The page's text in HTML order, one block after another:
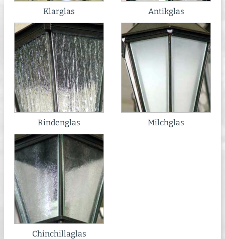
Klarglas Antikglas
Rindenglas Milchglas
Chinchillaglas